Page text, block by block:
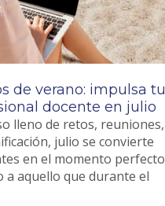
de verano: impulsa tu
docente en julio
lleno de retos, reuniones,
julio se convierte
en el momento perfecto
a aquello que durante el